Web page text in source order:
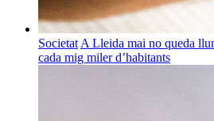
Societat A Lleida mai no queda
cada mig miler d’habitants